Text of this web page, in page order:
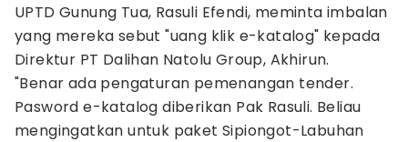
UPTD Gunung Tua, Rasuli Efendi, meminta imbalan
yang mereka sebut "uang klik e-katalog" kepada
Direktur PT Dalihan Natolu Group, Akhirun.
"Benar ada pengaturan pemenangan tender.
Pasword e-katalog diberikan Pak Rasuli. Beliau
mengingatkan untuk paket Sipiongot-Labuhan